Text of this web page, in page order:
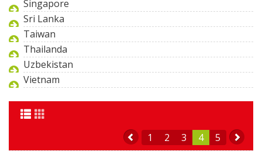
Singapore
Sri Lanka
Taiwan
Thailanda
Uzbekistan
Vietnam
1 2 3 4 5